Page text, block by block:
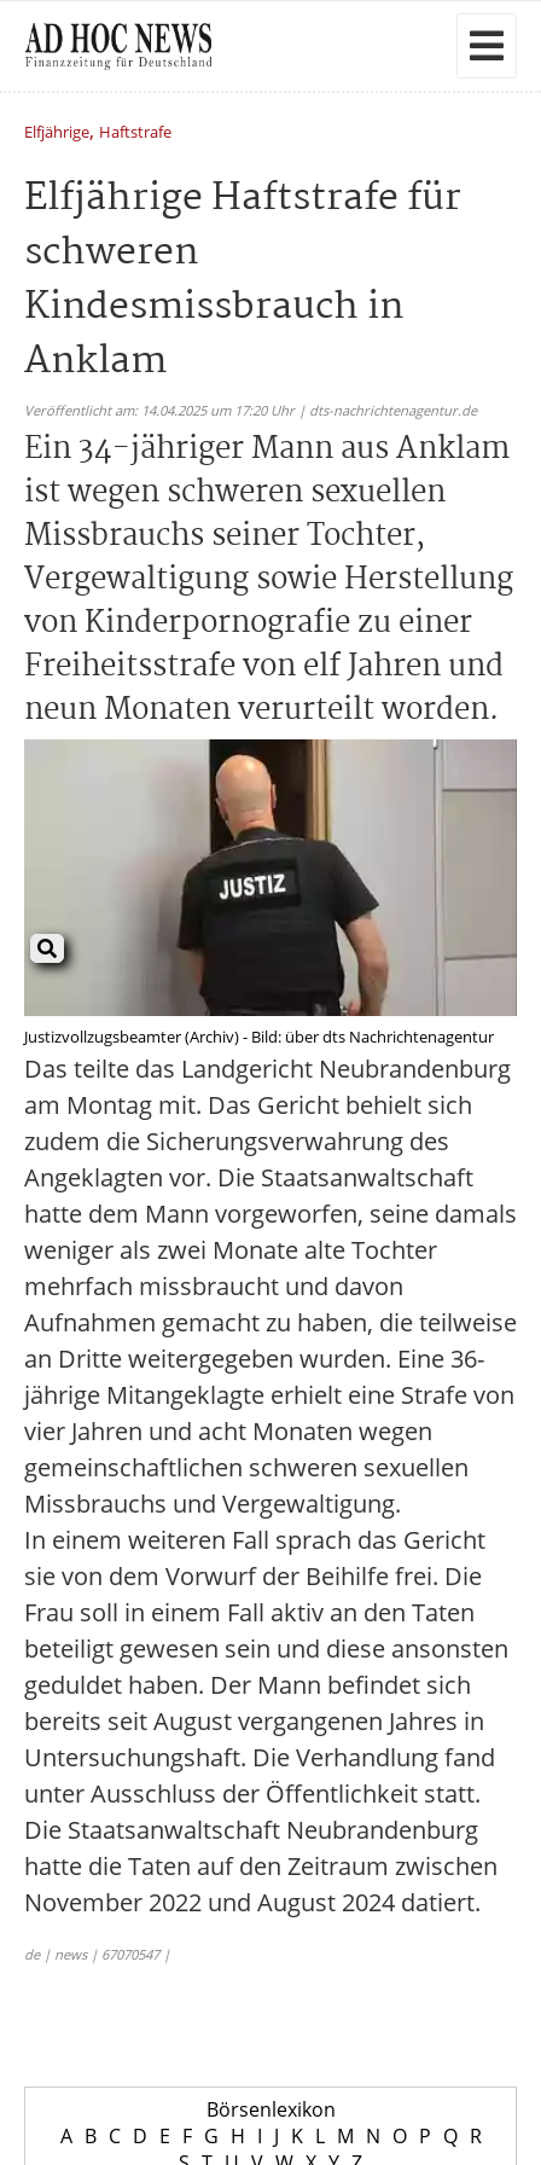
Elfjährige, Haftstrafe
Elfjährige Haftstrafe für
schweren
Kindesmissbrauch in
Anklam
Veröffentlicht am: 14.04.2025 um 17:20 Uhr | dts-nachrichtenagentur.de
Ein 34-jähriger Mann aus Anklam
ist wegen schweren sexuellen
Missbrauchs seiner Tochter,
Vergewaltigung sowie Herstellung
von Kinderpornografie zu einer
Freiheitsstrafe von elf Jahren und
neun Monaten verurteilt worden.
Justizvollzugsbeamter (Archiv) - Bild: über dts Nachrichtenagentur
Das teilte das Landgericht Neubrandenburg
am Montag mit. Das Gericht behielt sich
zudem die Sicherungsverwahrung des
Angeklagten vor. Die Staatsanwaltschaft
hatte dem Mann vorgeworfen, seine damals
weniger als zwei Monate alte Tochter
mehrfach missbraucht und davon
Aufnahmen gemacht zu haben, die teilweise
an Dritte weitergegeben wurden. Eine 36-
jährige Mitangeklagte erhielt eine Strafe von
vier Jahren und acht Monaten wegen
gemeinschaftlichen schweren sexuellen
Missbrauchs und Vergewaltigung.
In einem weiteren Fall sprach das Gericht
sie von dem Vorwurf der Beihilfe frei. Die
Frau soll in einem Fall aktiv an den Taten
beteiligt gewesen sein und diese ansonsten
geduldet haben. Der Mann befindet sich
bereits seit August vergangenen Jahres in
Untersuchungshaft. Die Verhandlung fand
unter Ausschluss der Öffentlichkeit statt.
Die Staatsanwaltschaft Neubrandenburg
hatte die Taten auf den Zeitraum zwischen
November 2022 und August 2024 datiert.
de | news | 67070547 |
Börsenlexikon
A B C D E F G H I J K L M N O P Q R